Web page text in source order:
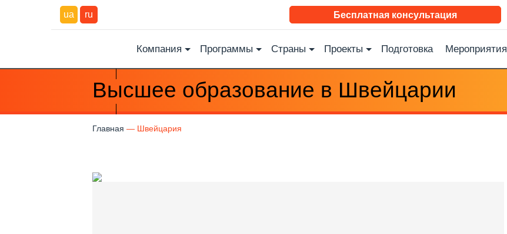
ua ru Бесплатная консультация
Компания Программы Страны Проекты Подготовка Мероприятия
Высшее образование в Швейцарии
Главная Швейцария